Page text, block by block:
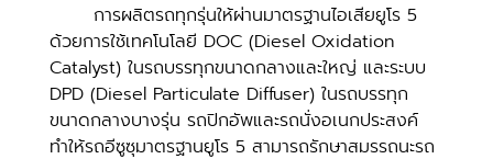
การผลิตรถทุกรุ่นให้ผ่านมาตรฐานไอเสียยูโร 5
ด้วยการใช้เทคโนโลยี DOC (Diesel Oxidation
Catalyst) ในรถบรรทุกขนาดกลางและใหญ่ และระบบ
DPD (Diesel Particulate Diffuser) ในรถบรรทุก
ขนาดกลางบางรุ่น รถปิกอัพและรถนั่งอเนกประสงค์
ทำให้รถอีซูซุมาตรฐานยูโร 5 สามารถรักษาสมรรถนะรถ